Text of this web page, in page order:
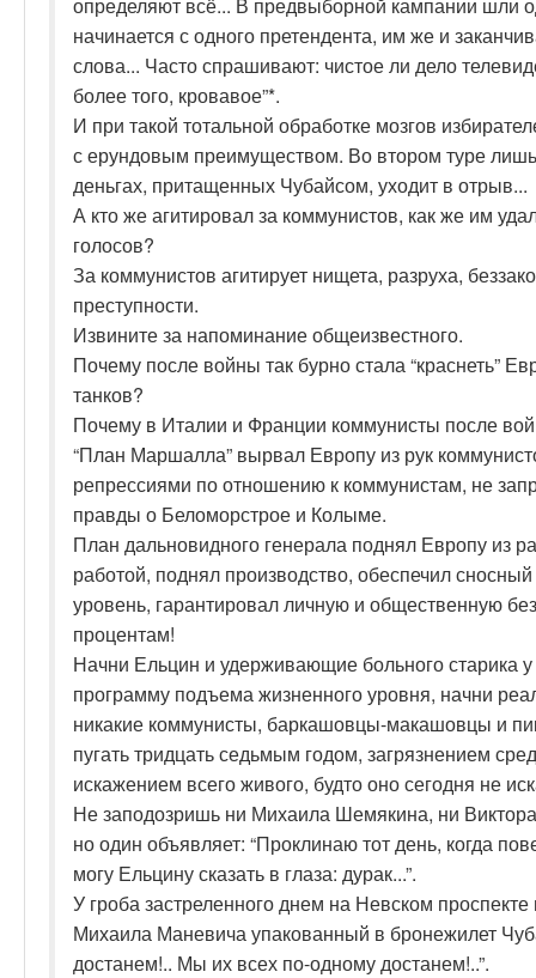
начинается с одного претендента, им же и
слова... Часто спрашивают: чистое ли дело
более того, кровавое”*.
И при такой тотальной обработке мозгов
с ерундовым преимуществом. Во втором туре
деньгах, притащенных Чубайсом, уходит в отрыв...
А кто же агитировал за коммунистов, как же им
голосов?
За коммунистов агитирует нищета, разруха,
преступности.
Извините за напоминание общеизвестного.
Почему после войны так бурно стала “краснеть”
танков?
Почему в Италии и Франции коммунисты после
“План Маршалла” вырвал Европу из рук
репрессиями по отношению к коммунистам, не
правды о Беломорстрое и Колыме.
План дальновидного генерала поднял Европу из
работой, поднял производство, обеспечил
уровень, гарантировал личную и общественную
процентам!
Начни Ельцин и удерживающие больного старика
программу подъема жизненного уровня, начни
никакие коммунисты, баркашовцы-макашовцы и
пугать тридцать седьмым годом, загрязнением
искажением всего живого, будто оно сегодня не
Не заподозришь ни Михаила Шемякина, ни
но один объявляет: “Проклинаю тот день, когда
могу Ельцину сказать в глаза: дурак...”.
У гроба застреленного днем на Невском
Михаила Маневича упакованный в бронежилет
достанем!.. Мы их всех по-одному достанем!..”.